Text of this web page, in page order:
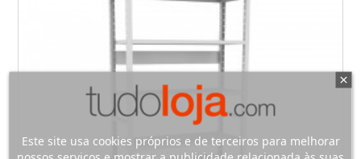
Este site usa cookies próprios e de terceiros para melhorar